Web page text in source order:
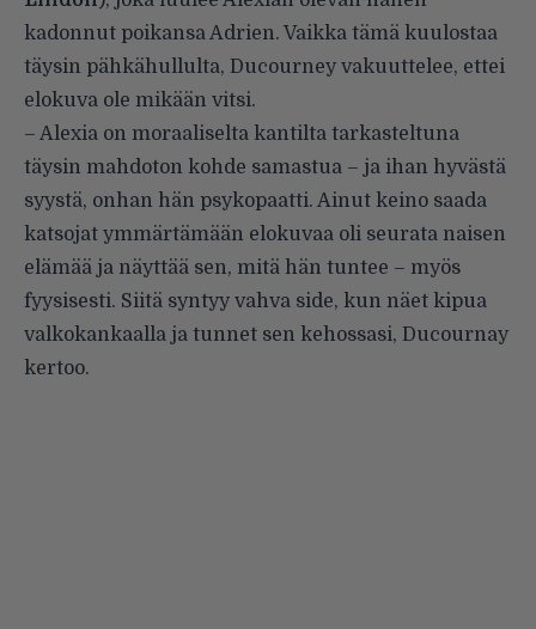
kadonnut poikansa Adrien. Vaikka tämä kuulostaa
täysin pähkähullulta, Ducourney vakuuttelee, ettei
elokuva ole mikään vitsi.
– Alexia on moraaliselta kantilta tarkasteltuna
täysin mahdoton kohde samastua – ja ihan hyvästä
syystä, onhan hän psykopaatti. Ainut keino saada
katsojat ymmärtämään elokuvaa oli seurata naisen
elämää ja näyttää sen, mitä hän tuntee – myös
fyysisesti. Siitä syntyy vahva side, kun näet kipua
valkokankaalla ja tunnet sen kehossasi, Ducournay
kertoo.